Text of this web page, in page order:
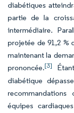
diabétiques
partie de la
intermédiaire.
projetée de 91,2 %
maintenant la
prononcée.[3]
diabétique
équipes